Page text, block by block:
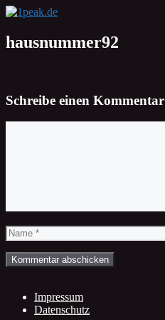
Zum
springen
hausnummer92
Schreibe einen Kommentar
Name
Impressum
Datenschutz